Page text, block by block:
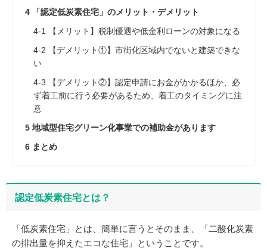
4 「認定低炭素住宅」のメリット・デメリット
4-1
【メリット】税制優遇や低金利ローンの対象になる
4-2 【デメリット①】市街化区域内でないと建築できな
い
4-3 【デメリット②】認定申請にお金がかかるほか、必
ず着工前に行う必要があるため、着工のタイミングに注
意
5 地域型住宅グリーン化事業での補助金があります
6 まとめ
認定低炭素住宅とは？
「低炭素住宅」とは、簡単に言うとそのまま、「二酸化炭素
の排出量を抑えたエコな住宅」ということです。